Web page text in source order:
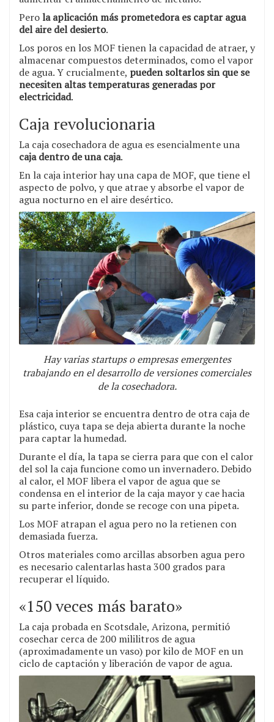
Perola aplicación más prometedora es captar agua
del aire del desierto.
Los poros en los MOF tienen la capacidad de atraer, y
almacenar compuestos determinados, como el vapor
de agua. Y crucialmente, pueden soltarlos sin que se
necesiten altas temperaturas generadas por
electricidad.
Caja revolucionaria
La caja cosechadora de agua es esencialmente una
caja dentro de una caja.
En la caja interior hay una capa de MOF, que tiene el
aspecto de polvo, y que atrae y absorbe el vapor de
agua nocturno en el aire desértico.
Hay varias startups o empresas emergentes
trabajando en el desarrollo de versiones comerciales
de la cosechadora.
Esa caja interior se encuentra dentro de otra caja de
plástico, cuya tapa se deja abierta durante la noche
para captar la humedad.
Durante el día, la tapa se cierra para que con el calor
del sol la caja funcione como un invernadero. Debido
al calor, el MOF libera el vapor de agua que se
condensa en el interior de la caja mayor y cae hacia
su parte inferior, donde se recoge con una pipeta.
Los MOF atrapan el agua pero no la retienen con
demasiada fuerza.
Otros materiales como arcillas absorben agua pero
es necesario calentarlas hasta 300 grados para
recuperar el líquido.
«150 veces más barato»
La caja probada en Scotsdale, Arizona, permitió
cosechar cerca de 200 mililitros de agua
(aproximadamente un vaso) por kilo de MOF en un
ciclo de captación y liberación de vapor de agua.